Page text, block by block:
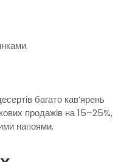
багато кав’ярень
продажів на 15–25%,
напоями.